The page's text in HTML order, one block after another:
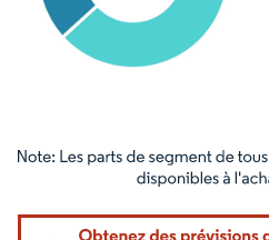
Image © Mordor Intelligence. La